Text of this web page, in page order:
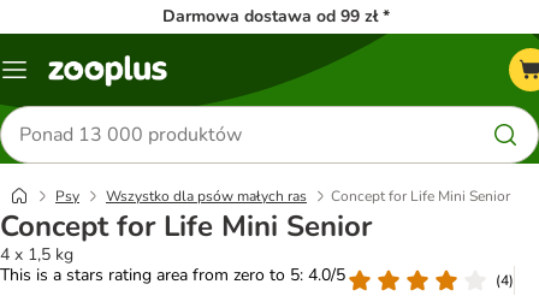
Darmowa dostawa od 99 zł *
Menu
Szukaj
produktów
Psy Wszystko dla psów małych ras Concept for Life Mini Senior
Concept for Life Mini Senior
4 x 1,5 kg
This is a stars rating area from zero to 5: 4.0/5
(4)